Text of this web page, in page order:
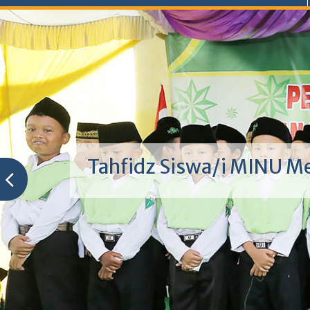
Tahfidz Siswa/i MINU